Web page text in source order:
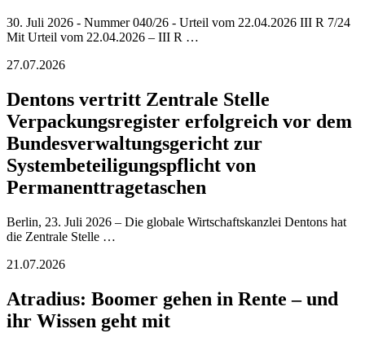
30. Juli 2026 - Nummer 040/26 - Urteil vom 22.04.2026 III R 7/24
Mit Urteil vom 22.04.2026 – III R …
27.07.2026
Dentons vertritt Zentrale Stelle
Verpackungsregister erfolgreich vor dem
Bundesverwaltungsgericht zur
Systembeteiligungspflicht von
Permanenttragetaschen
Berlin, 23. Juli 2026 – Die globale Wirtschaftskanzlei Dentons hat
die Zentrale Stelle …
21.07.2026
Atradius: Boomer gehen in Rente – und
ihr Wissen geht mit